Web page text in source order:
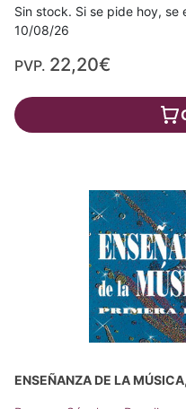
Sin stock. Si se pide hoy, se
10/08/26
PVP. 22,20€
ENSEÑANZA DE LA